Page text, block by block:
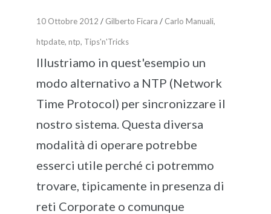
10 Ottobre 2012 / Gilberto Ficara / Carlo Manuali,
htpdate, ntp, Tips'n'Tricks
Illustriamo in quest'esempio un
modo alternativo a NTP (Network
Time Protocol) per sincronizzare il
nostro sistema. Questa diversa
modalità di operare potrebbe
esserci utile perché ci potremmo
trovare, tipicamente in presenza di
reti Corporate o comunque